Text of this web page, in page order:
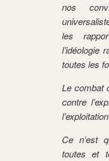
nos
les
l’idéologie
toutes les
Le combat
contre
Ce n’est
toutes et